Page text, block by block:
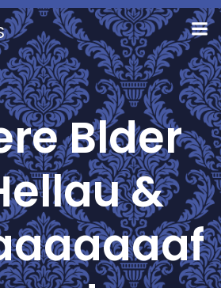
Zum
Inhalt
springen
Blder
&